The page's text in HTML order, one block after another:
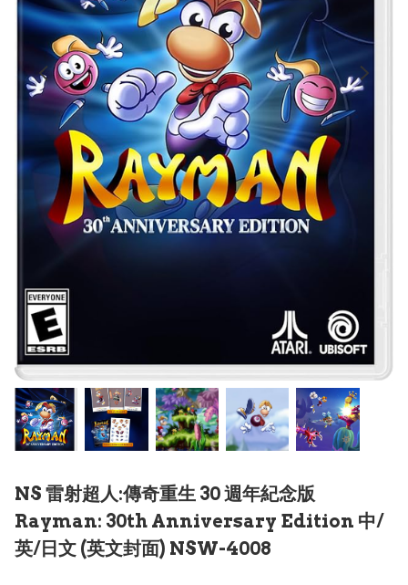
NS 雷射超人:傳奇重生 30 週年紀念版
Rayman: 30th Anniversary Edition 中/
英/日文 (英文封面) NSW-4008